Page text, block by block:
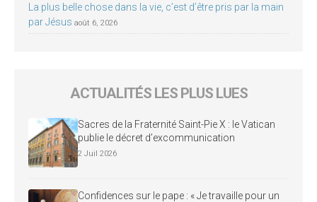
La plus belle chose dans la vie, c’est d’être pris par la main
par Jésus août 6, 2026
ACTUALITÉS LES PLUS LUES
Sacres de la Fraternité Saint-Pie X : le Vatican
publie le décret d’excommunication
2 Juil 2026
Confidences sur le pape : « Je travaille pour un